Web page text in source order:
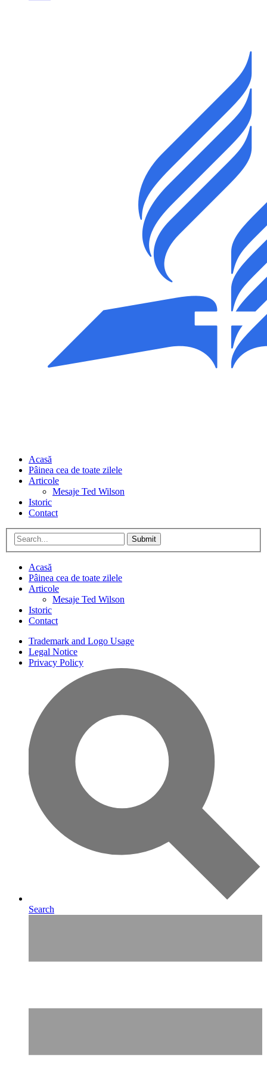
Acasă
Pâinea cea de toate zilele
Articole
Mesaje Ted Wilson
Istoric
Contact
Submit
Acasă
Pâinea cea de toate zilele
Articole
Mesaje Ted Wilson
Istoric
Contact
Trademark and Logo Usage
Legal Notice
Privacy Policy
Search